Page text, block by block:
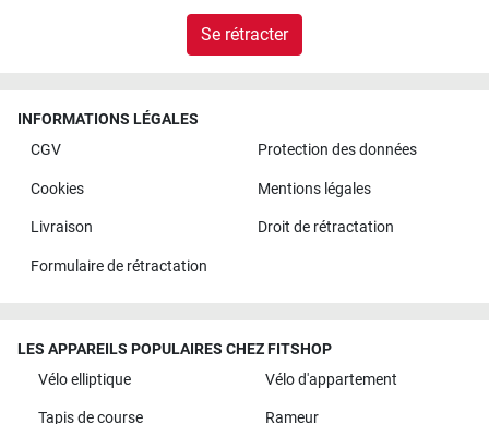
Se rétracter
INFORMATIONS LÉGALES
CGV
Protection des données
Cookies Mentions légales
Livraison Droit de rétractation
Formulaire de rétractation
LES APPAREILS POPULAIRES CHEZ FITSHOP
Vélo elliptique
Vélo d'appartement
Tapis de course Rameur